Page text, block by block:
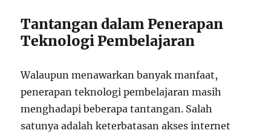
Tantangan dalam Penerapan
Teknologi Pembelajaran
Walaupun menawarkan banyak manfaat,
penerapan teknologi pembelajaran masih
menghadapi beberapa tantangan. Salah
satunya adalah keterbatasan akses internet